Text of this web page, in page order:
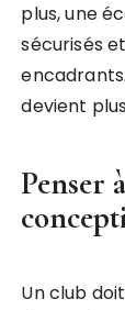
plus, une
sécurisés
devient
Penser
Un club